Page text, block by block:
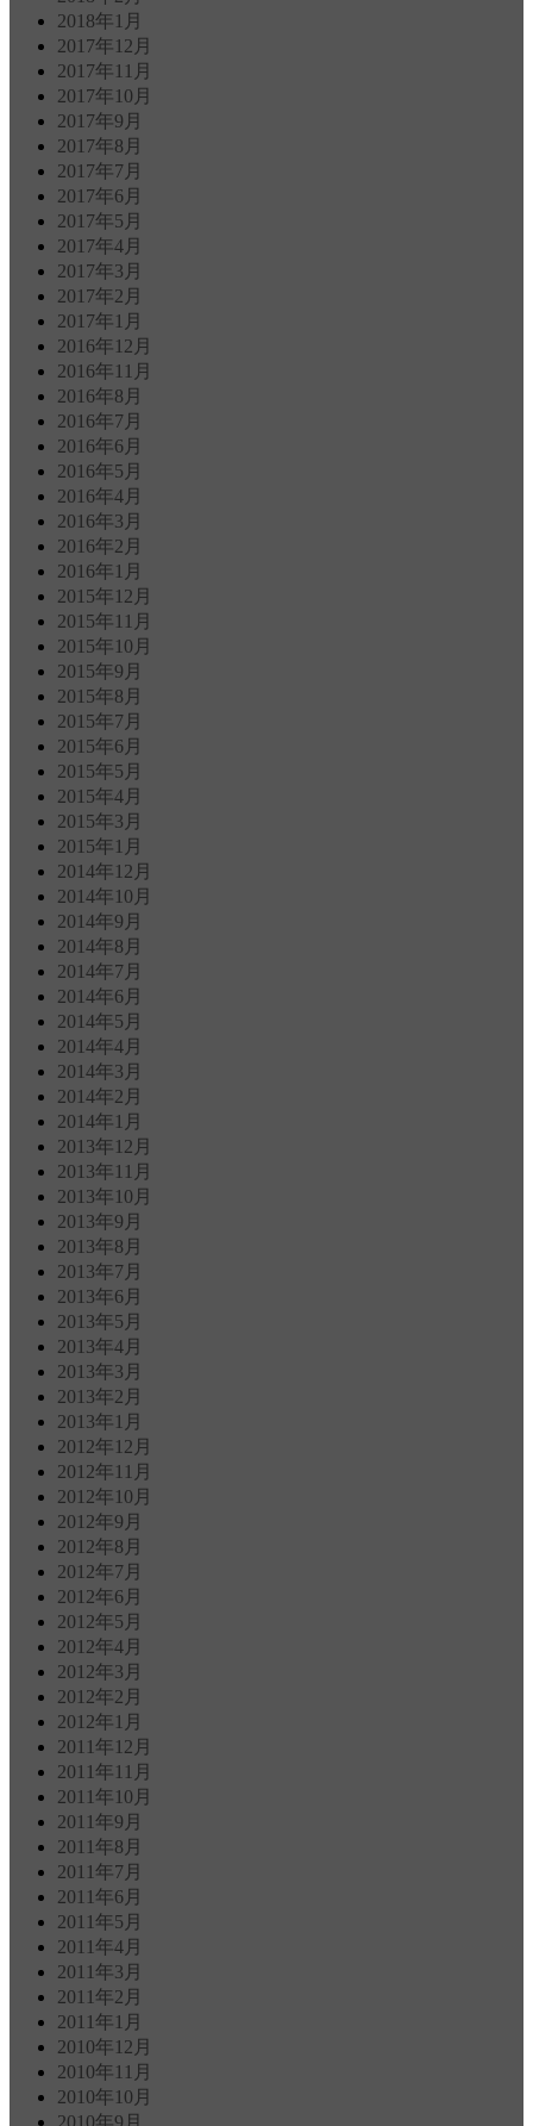
2018年1月
2017年12月
2017年11月
2017年10月
2017年9月
2017年8月
2017年7月
2017年6月
2017年5月
2017年4月
2017年3月
2017年2月
2017年1月
2016年12月
2016年11月
2016年8月
2016年7月
2016年6月
2016年5月
2016年4月
2016年3月
2016年2月
2016年1月
2015年12月
2015年11月
2015年10月
2015年9月
2015年8月
2015年7月
2015年6月
2015年5月
2015年4月
2015年3月
2015年1月
2014年12月
2014年10月
2014年9月
2014年8月
2014年7月
2014年6月
2014年5月
2014年4月
2014年3月
2014年2月
2014年1月
2013年12月
2013年11月
2013年10月
2013年9月
2013年8月
2013年7月
2013年6月
2013年5月
2013年4月
2013年3月
2013年2月
2013年1月
2012年12月
2012年11月
2012年10月
2012年9月
2012年8月
2012年7月
2012年6月
2012年5月
2012年4月
2012年3月
2012年2月
2012年1月
2011年12月
2011年11月
2011年10月
2011年9月
2011年8月
2011年7月
2011年6月
2011年5月
2011年4月
2011年3月
2011年2月
2011年1月
2010年12月
2010年11月
2010年10月
2010年9月